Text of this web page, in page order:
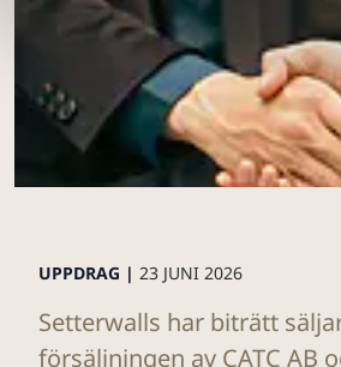
UPPDRAG | 23 JUNI 2026
Setterwalls har biträtt
försäljningen av CATC AB